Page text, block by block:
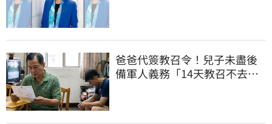
爸爸代簽教召令！兒子未盡後
備軍人義務「14天教召不去」